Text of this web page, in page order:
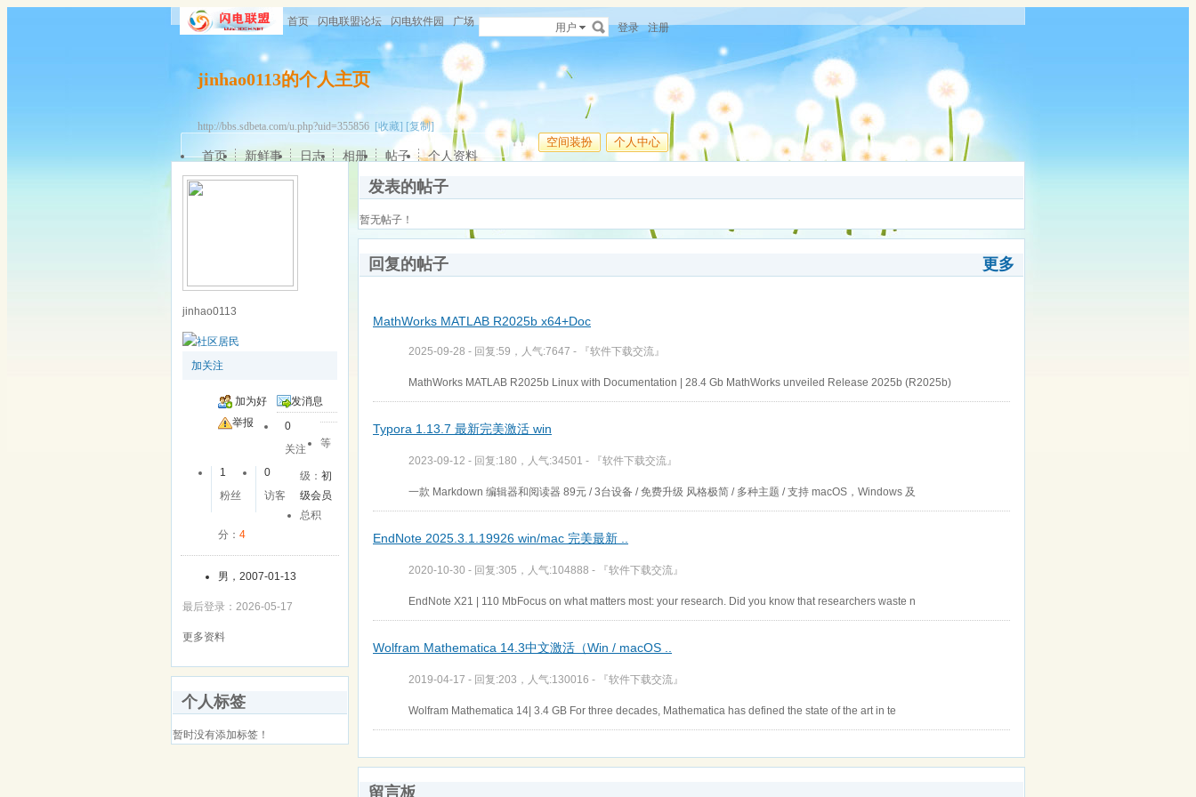
首页 闪电联盟论坛 闪电软件园 广场 用户 登录 注册
jinhao0113的个人主页
http://bbs.sdbeta.com/u.php?uid=355856 [收藏] [复制]
空间装扮 个人中心
首页 新鲜事 日志 相册 帖子 个人资料
jinhao0113
加关注
加为好
友
发消息
举报
0
关注
1
粉丝
0
访客
等
级：初
级会员
总积
分： 4
男，2007-01-13
最后登录：2026-05-17
更多资料
个人标签
暂时没有添加标签！
发表的帖子
暂无帖子！
更多
回复的帖子
MathWorks MATLAB R2025b x64+Doc
2025-09-28 - 回复:59，人气:7647 - 『软件下载交流』
MathWorks MATLAB R2025b Linux with Documentation | 28.4 Gb MathWorks unveiled Release 2025b (R2025b)
Typora 1.13.7 最新完美激活 win
2023-09-12 - 回复:180，人气:34501 - 『软件下载交流』
一款 Markdown 编辑器和阅读器 89元 / 3台设备 / 免费升级 风格极简 / 多种主题 / 支持 macOS，Windows 及
EndNote 2025.3.1.19926 win/mac 完美最新 ..
2020-10-30 - 回复:305，人气:104888 - 『软件下载交流』
EndNote X21 | 110 MbFocus on what matters most: your research. Did you know that researchers waste n
Wolfram Mathematica 14.3中文激活（Win / macOS ..
2019-04-17 - 回复:203，人气:130016 - 『软件下载交流』
Wolfram Mathematica 14| 3.4 GB For three decades, Mathematica has defined the state of the art in te
留言板